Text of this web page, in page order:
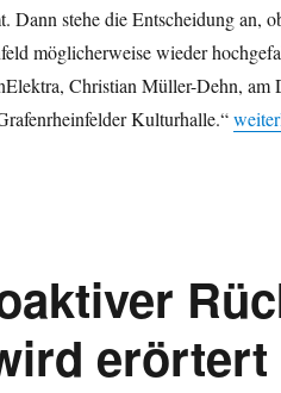
Dann stehe die Entscheidung an,
möglicherweise wieder
Christian Müller-Dehn, am
Kulturhalle.“
erörtert